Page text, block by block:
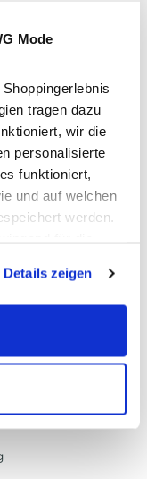
Mode
tragen dazu
wir die
personalisierte
funktioniert,
und auf welchen
werden.
auf jeden
für Analyse- oder
wenn Sie das
Mehr dazu
Sie in unserem
.
Details zeigen
Tage